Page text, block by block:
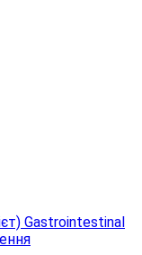
Gastrointestinal